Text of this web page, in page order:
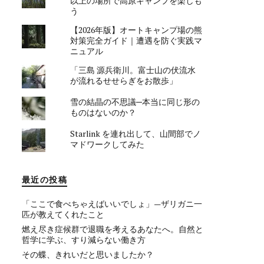
う
【2026年版】オートキャンプ場の熊
対策完全ガイド｜遭遇を防ぐ実践マ
ニュアル
「三島 源兵衛川。富士山の伏流水
が流れるせせらぎをお散歩」
雪の結晶の不思議─本当に同じ形の
ものはないのか？
Starlink を連れ出して、山間部でノ
マドワークしてみた
最近の投稿
「ここで食べちゃえばいいでしょ」—ザリガニ一
匹が教えてくれたこと
燃え尽き症候群で退職を考えるあなたへ。自然と
哲学に学ぶ、すり減らない働き方
その蝶、きれいだと思いましたか？